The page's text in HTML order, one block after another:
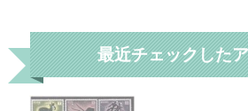
最近チェックした